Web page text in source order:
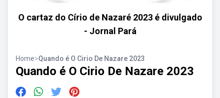
O cartaz do Círio de Nazaré 2023 é divulgado
- Jornal Pará
Home>Quando é O Cirio De Nazare 2023
Quando é O Cirio De Nazare 2023